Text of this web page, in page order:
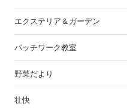
エクステリア＆ガーデン
パッチワーク教室
野菜だより
壮快